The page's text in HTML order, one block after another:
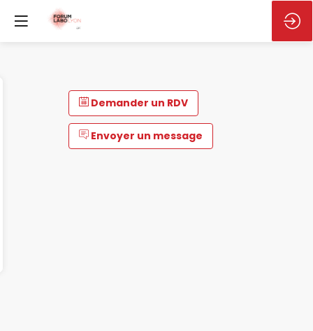
Demander un RDV
Envoyer un message